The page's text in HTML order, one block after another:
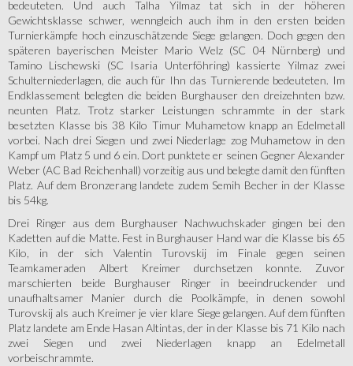
bedeuteten. Und auch Talha Yilmaz tat sich in der höheren
Gewichtsklasse schwer, wenngleich auch ihm in den ersten beiden
Turnierkämpfe hoch einzuschätzende Siege gelangen. Doch gegen den
späteren bayerischen Meister Mario Welz (SC 04 Nürnberg) und
Tamino Lischewski (SC Isaria Unterföhring) kassierte Yilmaz zwei
Schulterniederlagen, die auch für Ihn das Turnierende bedeuteten. Im
Endklassement belegten die beiden Burghauser den dreizehnten bzw.
neunten Platz. Trotz starker Leistungen schrammte in der stark
besetzten Klasse bis 38 Kilo Timur Muhametow knapp an Edelmetall
vorbei. Nach drei Siegen und zwei Niederlage zog Muhametow in den
Kampf um Platz 5 und 6 ein. Dort punktete er seinen Gegner Alexander
Weber (AC Bad Reichenhall) vorzeitig aus und belegte damit den fünften
Platz. Auf dem Bronzerang landete zudem Semih Becher in der Klasse
bis 54kg.
Drei Ringer aus dem Burghauser Nachwuchskader gingen bei den
Kadetten auf die Matte. Fest in Burghauser Hand war die Klasse bis 65
Kilo, in der sich Valentin Turovskij im Finale gegen seinen
Teamkameraden Albert Kreimer durchsetzen konnte. Zuvor
marschierten beide Burghauser Ringer in beeindruckender und
unaufhaltsamer Manier durch die Poolkämpfe, in denen sowohl
Turovskij als auch Kreimer je vier klare Siege gelangen. Auf dem fünften
Platz landete am Ende Hasan Altintas, der in der Klasse bis 71 Kilo nach
zwei Siegen und zwei Niederlagen knapp an Edelmetall
vorbeischrammte.